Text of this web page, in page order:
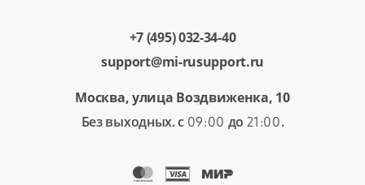
+7 (495) 032-34-40
support@mi-rusupport.ru
Москва, улица Воздвиженка, 10
Без выходных. с 09:00 до 21:00.